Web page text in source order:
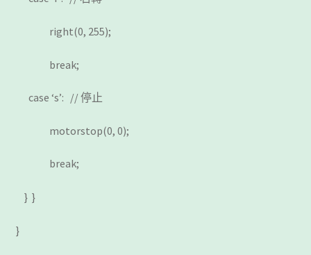
right(0, 255);
break;
case ‘s’: // 停止
motorstop(0, 0);
break;
} }
}